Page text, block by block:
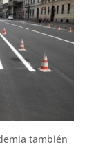
también